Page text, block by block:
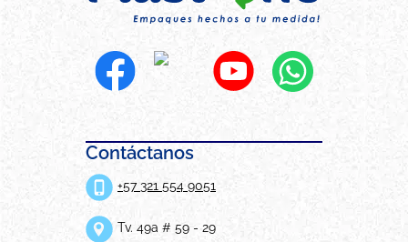
Contáctanos
+57 321 554 9051
Tv. 49a # 59 - 29